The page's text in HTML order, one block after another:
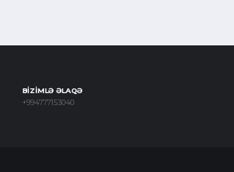
BIZIMLƏ ƏLAQƏ
+994777153040